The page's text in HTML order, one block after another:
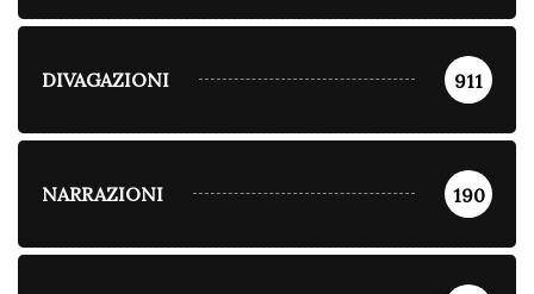
DIVAGAZIONI 911
NARRAZIONI 190